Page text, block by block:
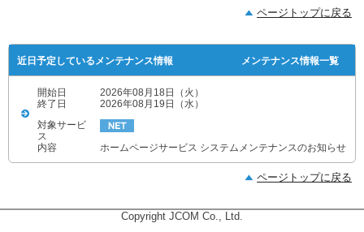
ページトップに戻る
メンテナンス情報一覧
近日予定しているメンテナンス情報
開始日
2026年08月18日（火）
終了日
2026年08月19日（水）
対象サービ
ス
内容
ホームページサービス システムメンテナンスのお知らせ
ページトップに戻る
Copyright JCOM Co., Ltd.